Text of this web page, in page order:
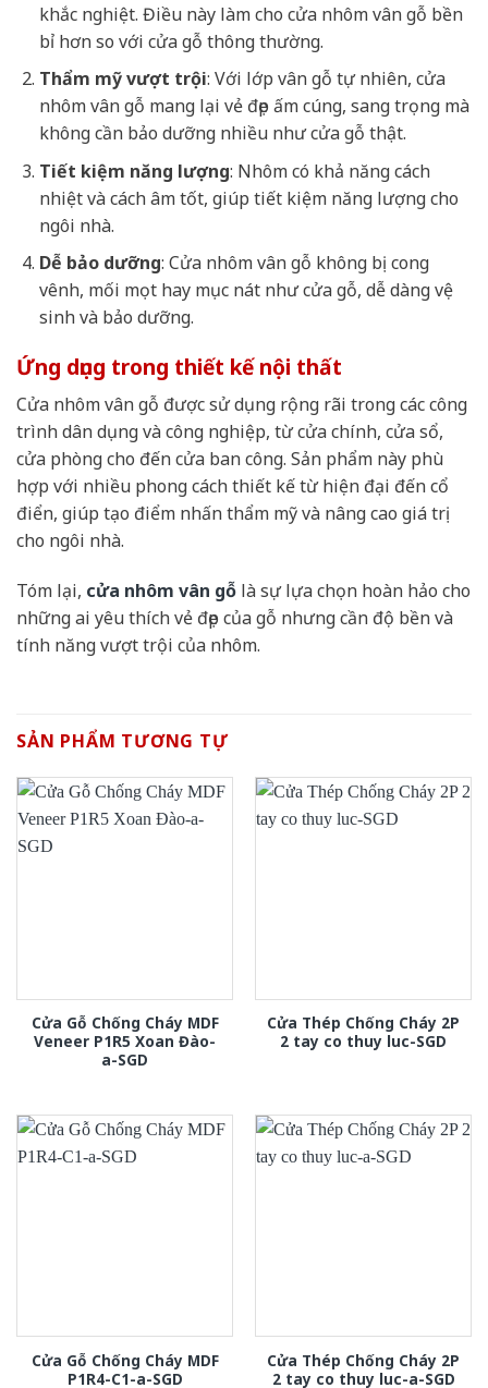
khắc nghiệt. Điều này làm cho cửa nhôm vân gỗ bền
bỉ hơn so với cửa gỗ thông thường.
Thẩm mỹ vượt trội: Với lớp vân gỗ tự nhiên, cửa
nhôm vân gỗ mang lại vẻ đẹp ấm cúng, sang trọng mà
không cần bảo dưỡng nhiều như cửa gỗ thật.
Tiết kiệm năng lượng: Nhôm có khả năng cách
nhiệt và cách âm tốt, giúp tiết kiệm năng lượng cho
ngôi nhà.
Dễ bảo dưỡng: Cửa nhôm vân gỗ không bị cong
vênh, mối mọt hay mục nát như cửa gỗ, dễ dàng vệ
sinh và bảo dưỡng.
Ứng dụng trong thiết kế nội thất
Cửa nhôm vân gỗ được sử dụng rộng rãi trong các công
trình dân dụng và công nghiệp, từ cửa chính, cửa sổ,
cửa phòng cho đến cửa ban công. Sản phẩm này phù
hợp với nhiều phong cách thiết kế từ hiện đại đến cổ
điển, giúp tạo điểm nhấn thẩm mỹ và nâng cao giá trị
cho ngôi nhà.
Tóm lại, cửa nhôm vân gỗ là sự lựa chọn hoàn hảo cho
những ai yêu thích vẻ đẹp của gỗ nhưng cần độ bền và
tính năng vượt trội của nhôm.
SẢN PHẨM TƯƠNG TỰ
Cửa Gỗ Chống Cháy MDF
Veneer P1R5 Xoan Đào-
a-SGD
Cửa Thép Chống Cháy 2P
2 tay co thuy luc-SGD
Cửa Gỗ Chống Cháy MDF
P1R4-C1-a-SGD
Cửa Thép Chống Cháy 2P
2 tay co thuy luc-a-SGD